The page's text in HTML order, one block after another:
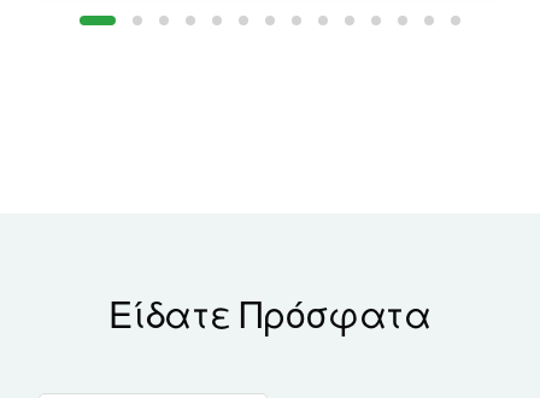
Είδατε Πρόσφατα